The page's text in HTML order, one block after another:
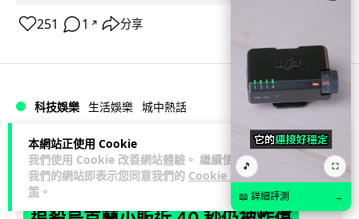
本網站正使用 Cookie
我們使用 Cookie 改善網站體驗。 繼續使用
我們的網站即表示您同意我們的 Cookie 政
策 。
251 1 ↗ 分享
科技娛樂 生活娛樂 城中熱話
Lawton 2 日
澤連斯基怒斥俄軍「人肉狩獵」 無人機
🎵 ⛶
📖 詳細評測 →